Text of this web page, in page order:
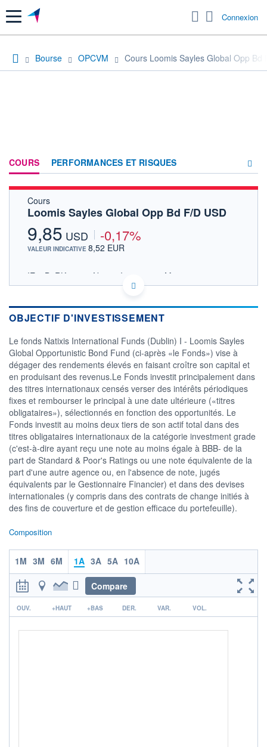
Menu Connexion
Bourse OPCVM Cours Loomis Sayles Global Opp Bd
COURS PERFORMANCES ET RISQUES
Cours
Loomis Sayles Global Opp Bd F/D USD
9,85 USD -0,17%
VALEUR INDICATIVE 8,52 EUR
IE00B8RK3324 - Natixis Investment Managers
International
Consulter le prospectus / DIC
CATÉGORIE MORNINGSTAR
Obligations International
FONDS PARTENAIRES
TARIFS PRIVILÉGIÉS 0%
ÉLIGIBILITÉ
PEA PEA-PME BOURSOVIE LUX
BOURSOVIE
CTO BUSINESS
Non éligible Boursobank
ACTIF NET (EUR)
351M / 31.07.25
NOTATION MORNINGSTAR ⁽¹⁾
3/7
+ PORTEFEUILLE
OBJECTIF D'INVESTISSEMENT
Le fonds Natixis International Funds (Dublin) I - Loomis Sayles
Global Opportunistic Bond Fund (ci-après «le Fonds») vise à
dégager des rendements élevés en faisant croître son capital et
en produisant des revenus.Le Fonds investit principalement dans
des titres internationaux censés verser des intérêts périodiques
fixes et rembourser le principal à une date ultérieure («titres
obligataires»), sélectionnés en fonction des opportunités. Le
Fonds investit au moins deux tiers de son actif total dans des
titres obligataires internationaux de la catégorie investment grade
(c'est-à-dire ayant reçu une note au moins égale à BBB- de la
part de Standard & Poor's Ratings ou une note équivalente de la
part d'une autre agence ou, en l'absence de note, jugés
équivalents par le Gestionnaire Financier) et dans des devises
internationales (y compris dans des contrats de change initiés à
des fins de couverture et de gestion efficace du portefeuille).
Composition
1M 3M 6M 1A 3A 5A 10A
Compare
r
OUV. +HAUT +BAS DER. VAR. VOL.